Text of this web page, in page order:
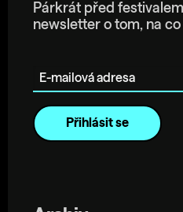
Párkrát před
newsletter o tom, na